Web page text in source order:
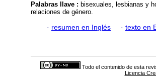
Palabras llave : bisexuales, lesbianas y
relaciones de género.
· resumen en Inglés · texto en
Todo el contenido de esta
Licencia